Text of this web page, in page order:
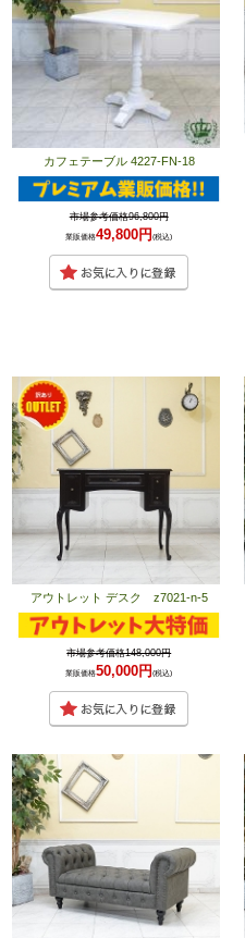
カフェテーブル 4227-FN-18
市場参考価格96,800円
業販価格49,800円(税込)
アウトレット デスク z7021-n-5
市場参考価格148,000円
業販価格50,000円(税込)